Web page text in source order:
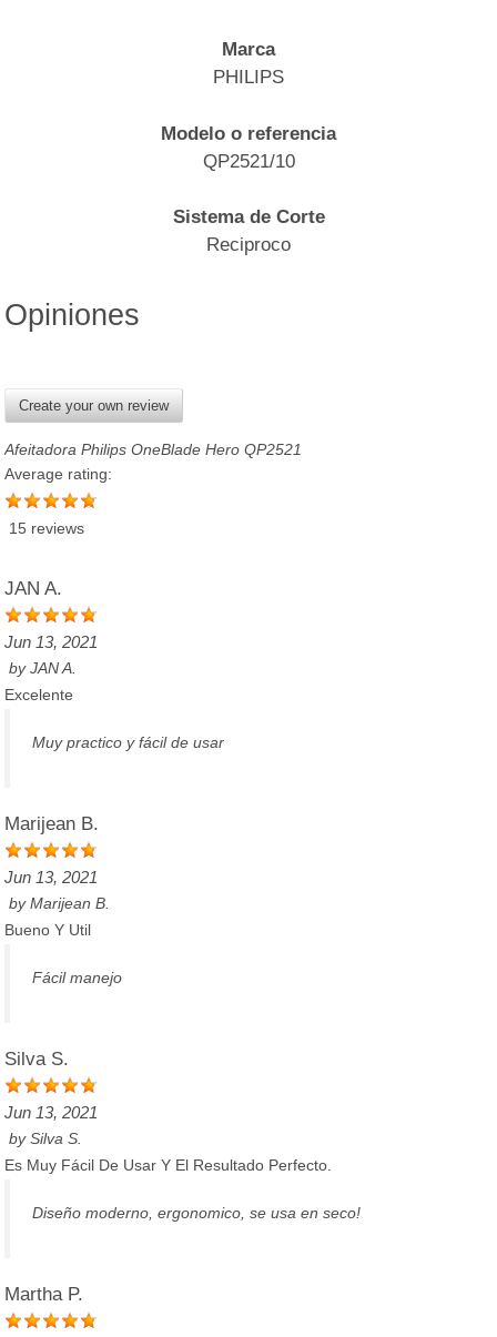
Marca
PHILIPS
Modelo o referencia
QP2521/10
Sistema de Corte
Reciproco
Opiniones
Create your own review
Afeitadora Philips OneBlade Hero QP2521
Average rating:
15 reviews
JAN A.
Jun 13, 2021
byJAN A.
Excelente
Muy practico y fácil de usar
Marijean B.
Jun 13, 2021
byMarijean B.
Bueno Y Util
Fácil manejo
Silva S.
Jun 13, 2021
bySilva S.
Es Muy Fácil De Usar Y El Resultado Perfecto.
Diseño moderno, ergonomico, se usa en seco!
Martha P.